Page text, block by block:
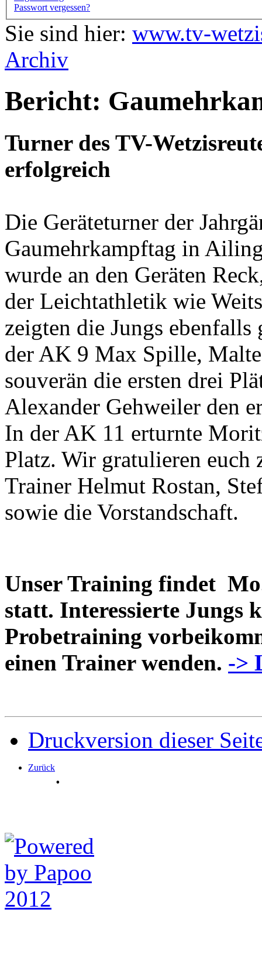
Passwort vergessen?
Sie sind hier: www.tv-
Archiv
Bericht:
Turner des TV-
erfolgreich
Die Geräteturner der
Gaumehrkampftag in
wurde an den Geräten
der Leichtathletik wie
zeigten die Jungs
der AK 9 Max Spille,
souverän die ersten drei
Alexander Gehweiler den
In der AK 11 erturnte
Platz. Wir gratulieren euch
Trainer Helmut Rostan,
sowie die Vorstandschaft.
Unser Training findet
statt. Interessierte Jungs
Probetraining
einen Trainer wenden. ->
Druckversion dieser
Zurück.